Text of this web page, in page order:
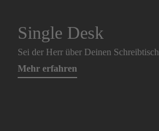
Single Desk
Sei der Herr über Deinen Schreibtisch
Mehr erfahren